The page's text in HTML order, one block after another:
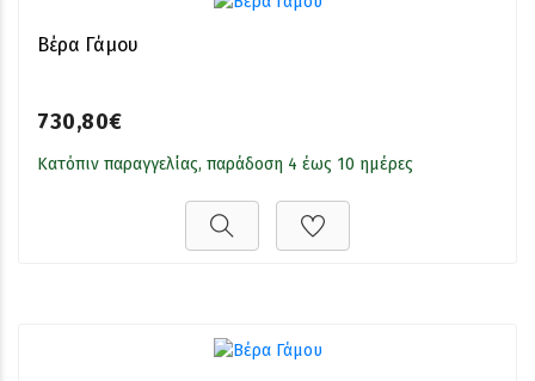
Βέρα Γάμου
730,80€
Κατόπιν παραγγελίας, παράδοση 4 έως 10 ημέρες